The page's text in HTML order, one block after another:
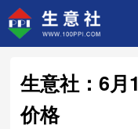
生意社：6月
价格